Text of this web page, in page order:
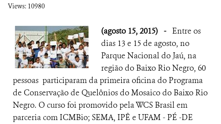
Views: 10980
(agosto 15, 2015) - Entre os
dias 13 e 15 de agosto, no
Parque Nacional do Jaú, na
região do Baixo Rio Negro, 60
pessoas participaram da primeira oficina do Programa
de Conservação de Quelônios do Mosaico do Baixo Rio
Negro. O curso foi promovido pela WCS Brasil em
parceria com ICMBio; SEMA, IPÊ e UFAM - PÉ -DE